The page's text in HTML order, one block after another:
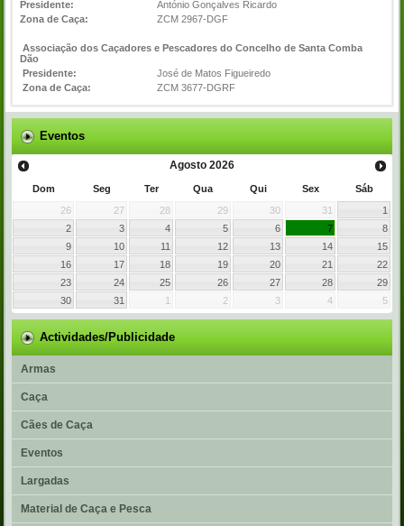
Presidente:
António Gonçalves Ricardo
Zona de Caça:
ZCM 2967-DGF
Associação dos Caçadores e Pescadores do Concelho de Santa Comba
Dão
Presidente:
José de Matos Figueiredo
Zona de Caça:
ZCM 3677-DGRF
Eventos
Agosto 2026
Dom Seg Ter Qua Qui Sex
Sáb
26
27 28 29 30 31
1
2
3 4 5 6 7
8
9
10 11 12 13 14
15
16
17 18 19 20 21
22
23
24 25 26 27 28
29
30
31 1 2 3 4 5
Actividades/Publicidade
Armas
Caça
Cães de Caça
Eventos
Largadas
Material de Caça e Pesca